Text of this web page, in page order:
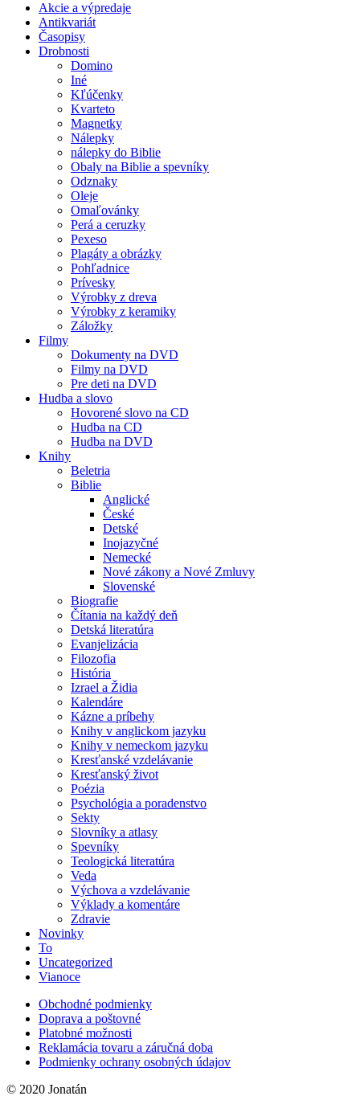
Akcie a výpredaje
Antikvariát
Časopisy
Drobnosti
Domino
Iné
Kľúčenky
Kvarteto
Magnetky
Nálepky
nálepky do Biblie
Obaly na Biblie a spevníky
Odznaky
Oleje
Omaľovánky
Perá a ceruzky
Pexeso
Plagáty a obrázky
Pohľadnice
Prívesky
Výrobky z dreva
Výrobky z keramiky
Záložky
Filmy
Dokumenty na DVD
Filmy na DVD
Pre deti na DVD
Hudba a slovo
Hovorené slovo na CD
Hudba na CD
Hudba na DVD
Knihy
Beletria
Biblie
Anglické
České
Detské
Inojazyčné
Nemecké
Nové zákony a Nové Zmluvy
Slovenské
Biografie
Čítania na každý deň
Detská literatúra
Evanjelizácia
Filozofia
História
Izrael a Židia
Kalendáre
Kázne a príbehy
Knihy v anglickom jazyku
Knihy v nemeckom jazyku
Kresťanské vzdelávanie
Kresťanský život
Poézia
Psychológia a poradenstvo
Sekty
Slovníky a atlasy
Spevníky
Teologická literatúra
Veda
Výchova a vzdelávanie
Výklady a komentáre
Zdravie
Novinky
To
Uncategorized
Vianoce
Obchodné podmienky
Doprava a poštovné
Platobné možnosti
Reklamácia tovaru a záručná doba
Podmienky ochrany osobných údajov
© 2020 Jonatán